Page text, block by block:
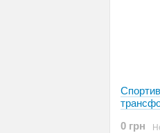
0 грн